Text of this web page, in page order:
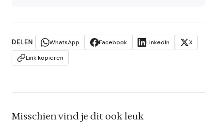
DELEN WhatsApp Facebook LinkedIn
X
Link kopieren
Misschien vind je dit ook leuk